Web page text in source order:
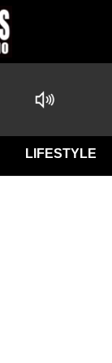
LIFESTYLE